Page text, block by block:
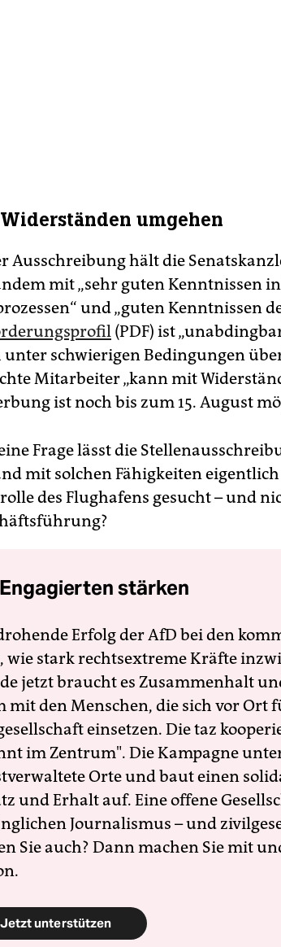
umgehen
Ausschreibung hält die
mit „sehr guten Kenntnissen
und „guten Kenntnissen
(PDF) ist
unter schwierigen Bedingungen
Mitarbeiter „kann mit
ist noch bis zum 15. August
Frage lässt die
mit solchen Fähigkeiten
des Flughafens gesucht – und
stärken
Erfolg der AfD bei den
wie stark rechtsextreme Kräfte
jetzt braucht es Zusammenhalt
mit den Menschen, die sich vor Ort
einsetzen. Die taz
im Zentrum". Die Kampagne
Orte und baut einen
und Erhalt auf. Eine offene
Journalismus – und
Sie auch? Dann machen Sie mit
Jetzt unterstützen